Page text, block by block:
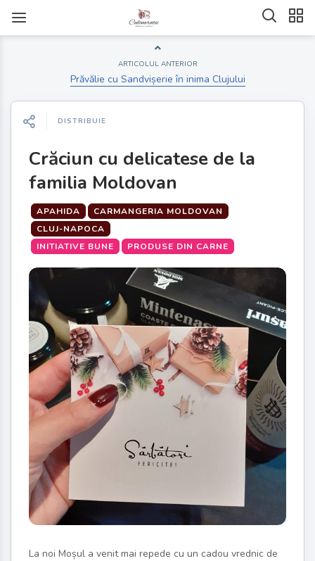
ARTICOLUL ANTERIOR
Prăvălie cu Sandvișerie în inima Clujului
DISTRIBUIE
Crăciun cu delicatese de la
familia Moldovan
APAHIDA
CARMANGERIA MOLDOVAN
CLUJ-NAPOCA
INITIATIVE BUNE
PRODUSE DIN CARNE
La noi Moșul a venit mai repede cu un cadou vrednic de